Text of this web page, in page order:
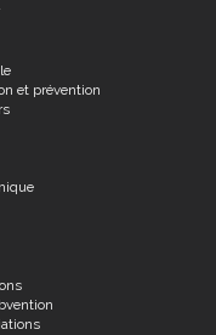
et prévention